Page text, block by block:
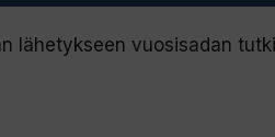
lähetykseen vuosisadan